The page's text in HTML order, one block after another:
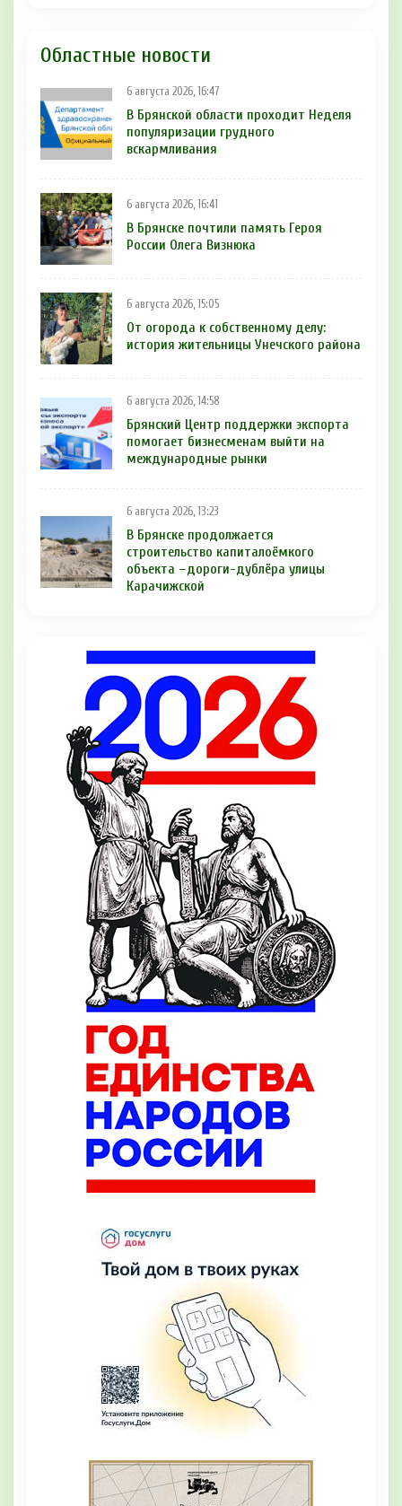
Областные новости
6 августа 2026, 16:47
В Брянской области проходит Неделя
популяризации грудного
вскармливания
6 августа 2026, 16:41
В Брянске почтили память Героя
России Олега Визнюка
6 августа 2026, 15:05
От огорода к собственному делу:
история жительницы Унечского района
6 августа 2026, 14:58
Брянский Центр поддержки экспорта
помогает бизнесменам выйти на
международные рынки
6 августа 2026, 13:23
В Брянске продолжается
строительство капиталоёмкого
объекта –дороги-дублёра улицы
Карачижской